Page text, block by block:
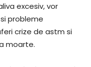
excesiv, vor
probleme
crize de astm si
moarte.